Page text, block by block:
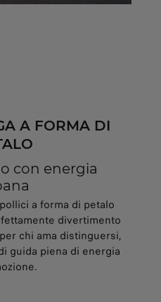
A FORMA DI
con energia
a forma di petalo
divertimento
chi ama distinguersi,
guida piena di energia